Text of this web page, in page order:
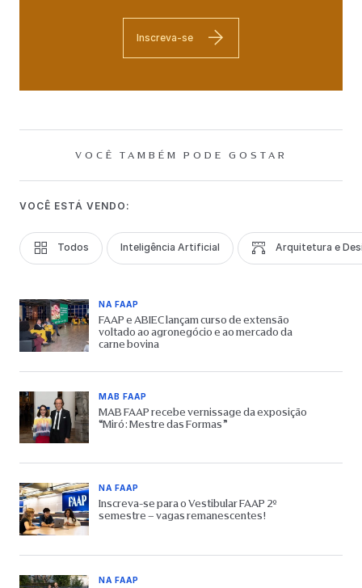
Inscreva-se
VOCÊ TAMBÉM PODE GOSTAR
VOCÊ ESTÁ VENDO:
Todos Inteligência Artificial Arquitetura e
NA FAAP
FAAP e ABIEC lançam curso de extensão
voltado ao agronegócio e ao mercado da
carne bovina
MAB FAAP
MAB FAAP recebe vernissage da exposição
“Miró: Mestre das Formas”
NA FAAP
Inscreva-se para o Vestibular FAAP 2º
semestre – vagas remanescentes!
NA FAAP